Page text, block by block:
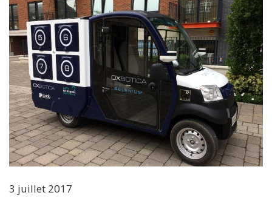
3 juillet 2017